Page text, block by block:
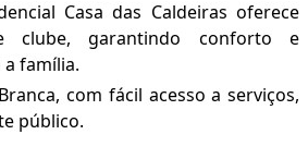
Casa das Caldeiras oferece
clube, garantindo conforto e
família.
com fácil acesso a serviços,
público.